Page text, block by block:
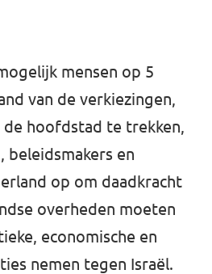
mensen op 5
van de verkiezingen,
hoofdstad te trekken,
en
op om daadkracht
overheden moeten
economische en
nemen tegen Israël.